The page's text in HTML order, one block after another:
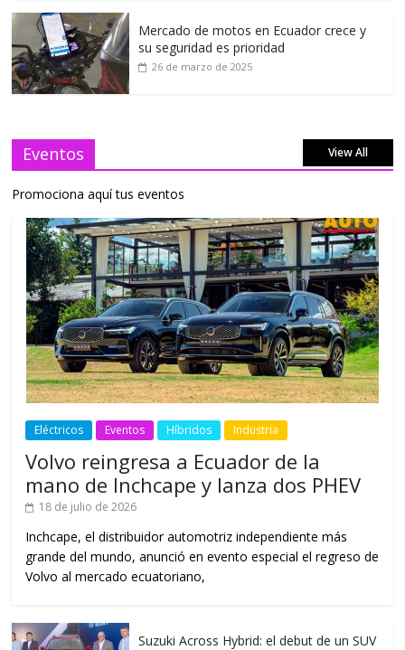
Mercado de motos en Ecuador crece y
su seguridad es prioridad
26 de marzo de 2025
Eventos View All
Promociona aquí tus eventos
Eléctricos Eventos Híbridos Industria
Volvo reingresa a Ecuador de la
mano de Inchcape y lanza dos PHEV
18 de julio de 2026
Inchcape, el distribuidor automotriz independiente más
grande del mundo, anunció en evento especial el regreso de
Volvo al mercado ecuatoriano,
Suzuki Across Hybrid: el debut de un SUV